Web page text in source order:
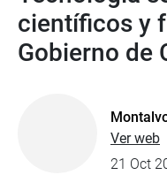
científicos y
Gobierno de
Ver web
21 Oct